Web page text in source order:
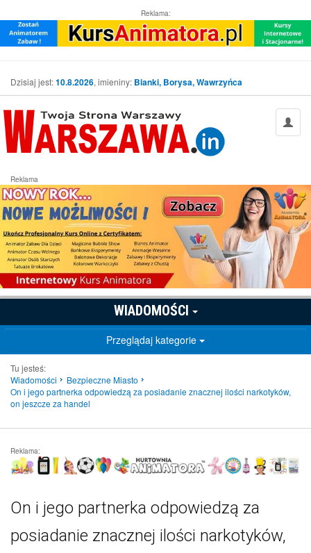
Reklama:
Dzisiaj jest:10.8.2026, imieniny: Bianki, Borysa, Wawrzyńca
Reklama
WIADOMOŚCI
Przeglądaj kategorie
Tu jesteś:
Wiadomości
Bezpieczne Miasto
On i jego partnerka odpowiedzą za posiadanie znacznej ilości narkotyków,
on jeszcze za handel
Reklama:
On i jego partnerka odpowiedzą za
posiadanie znacznej ilości narkotyków,